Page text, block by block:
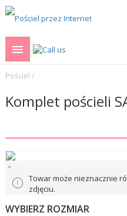
Pościel /
Komplet pościeli
Towar może nieznacznie
zdjęciu.
WYBIERZ ROZMIAR